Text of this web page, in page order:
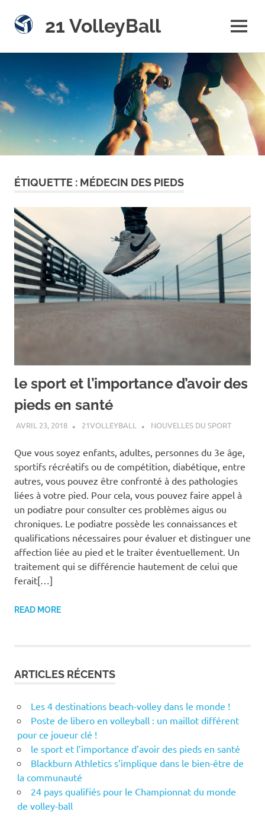
content
21 VolleyBall
Compétitions
MENU
ÉTIQUETTE : MÉDECIN DES PIEDS
le sport et l’importance d’avoir des
pieds en santé
AVRIL 23, 2018 21VOLLEYBALL NOUVELLES DU SPORT
Que vous soyez enfants, adultes, personnes du 3e âge,
sportifs récréatifs ou de compétition, diabétique, entre
autres, vous pouvez être confronté à des pathologies
liées à votre pied. Pour cela, vous pouvez faire appel à
un podiatre pour consulter ces problèmes aigus ou
chroniques. Le podiatre possède les connaissances et
qualifications nécessaires pour évaluer et distinguer une
affection liée au pied et le traiter éventuellement. Un
traitement qui se différencie hautement de celui que
ferait[…]
READ MORE
ARTICLES RÉCENTS
Les 4 destinations beach-volley dans le monde !
Poste de libero en volleyball : un maillot différent
pour ce joueur clé !
le sport et l’importance d’avoir des pieds en santé
Blackburn Athletics s’implique dans le bien-être de
la communauté
24 pays qualifiés pour le Championnat du monde
de volley-ball